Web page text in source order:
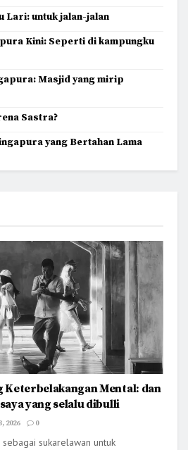
Lari: untuk jalan-jalan
Kini: Seperti di kampungku
Masjid yang mirip
Sastra?
yang Bertahan Lama
Keterbelakangan Mental: dan
yang selalu dibulli
2026 0
sebagai sukarelawan untuk